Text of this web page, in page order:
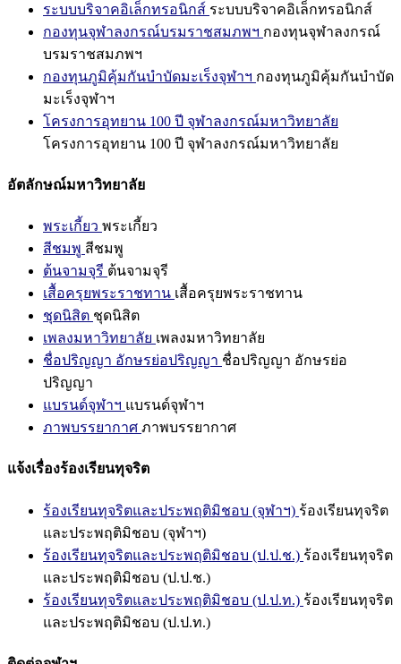
ระบบบริจาคอิเล็กทรอนิกส์ ระบบบริจาคอิเล็กทรอนิกส์
กองทุนจุฬาลงกรณ์บรมราชสมภพฯ กองทุนจุฬาลงกรณ์
บรมราชสมภพฯ
กองทุนภูมิคุ้มกันบำบัดมะเร็งจุฬาฯ กองทุนภูมิคุ้มกันบำบัด
มะเร็งจุฬาฯ
โครงการอุทยาน 100 ปี จุฬาลงกรณ์มหาวิทยาลัย
โครงการอุทยาน 100 ปี จุฬาลงกรณ์มหาวิทยาลัย
อัตลักษณ์มหาวิทยาลัย
พระเกี้ยว พระเกี้ยว
สีชมพู สีชมพู
ต้นจามจุรี ต้นจามจุรี
เสื้อครุยพระราชทาน เสื้อครุยพระราชทาน
ชุดนิสิต ชุดนิสิต
เพลงมหาวิทยาลัย เพลงมหาวิทยาลัย
ชื่อปริญญา อักษรย่อปริญญา ชื่อปริญญา อักษรย่อ
ปริญญา
แบรนด์จุฬาฯ แบรนด์จุฬาฯ
ภาพบรรยากาศ ภาพบรรยากาศ
แจ้งเรื่องร้องเรียนทุจริต
ร้องเรียนทุจริตและประพฤติมิชอบ (จุฬาฯ) ร้องเรียนทุจริต
และประพฤติมิชอบ (จุฬาฯ)
ร้องเรียนทุจริตและประพฤติมิชอบ (ป.ป.ช.) ร้องเรียนทุจริต
และประพฤติมิชอบ (ป.ป.ช.)
ร้องเรียนทุจริตและประพฤติมิชอบ (ป.ป.ท.) ร้องเรียนทุจริต
และประพฤติมิชอบ (ป.ป.ท.)